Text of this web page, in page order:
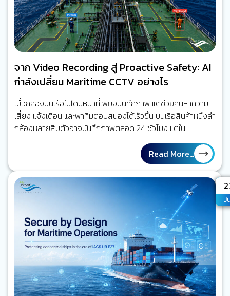
จาก Video Recording สู่ Proactive Safety: AI
กำลังเปลี่ยน Maritime CCTV อย่างไร
เมื่อกล้องบนเรือไม่ได้มีหน้าที่เพียงบันทึกภาพ แต่ช่วยค้นหาความ
เสี่ยง แจ้งเตือน และพาทีมตอบสนองได้เร็วขึ้น บนเรือสินค้าหนึ่งลำ
กล้องหลายสิบตัวอาจบันทึกภาพตลอด 24 ชั่วโมง แต่ใน
สถานการณ์จริง ไม่มีใครสามารถเฝ้าดูทุกจอพร้อมกันได้ตลอด
เวลา เมื่อเกิดเหตุ ผู้ปฏิบัติงานจึงมักย้อนกลับไปค้นหาวิดีโอเพื่อหา
คำตอบว่าเกิดอะไรขึ้น มากกว่า การได้รับการเตือนในขณะที่ความ
เสี่ยงกำลังก่อตัว ใจความสำคัญ คุณค่าของ Maritime AI
CCTV ไม่ได้อยู่ที่การมีกล้องมากขึ้น แต่อยู่ที่การลดเวลาจาก
“เหตุการณ์ที่จะเกิดขึ้น” ไปสู่ “คนที่เกี่ยวข้องรับรู้ได้เร็วขึ้นและรีบ
ลงมือจัดการ” ความเสี่ยงนั้น นี่คือจุดเปลี่ยนจาก Video
Recording…
Read More...